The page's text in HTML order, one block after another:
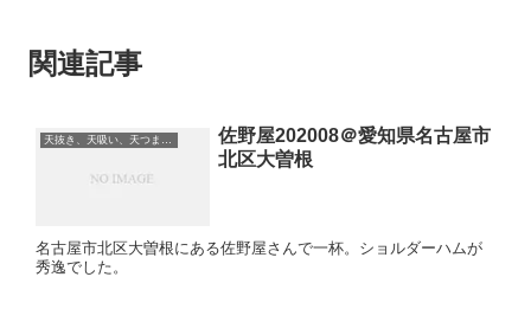
関連記事
佐野屋202008＠愛知県名古屋市
北区大曽根
名古屋市北区大曽根にある佐野屋さんで一杯。ショルダーハムが
秀逸でした。